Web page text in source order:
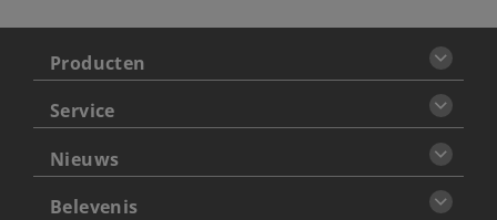
Producten
Service
Nieuws
Belevenis